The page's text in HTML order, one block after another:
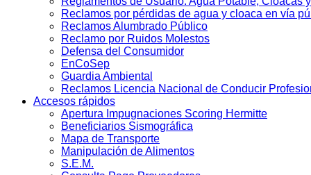
Reclamos por pérdidas de agua y cloaca en vía
Reclamos Alumbrado Público
Reclamo por Ruidos Molestos
Defensa del Consumidor
EnCoSep
Guardia Ambiental
Reclamos Licencia Nacional de Conducir
Accesos rápidos
Apertura Impugnaciones Scoring Hermitte
Beneficiarios Sismográfica
Mapa de Transporte
Manipulación de Alimentos
S.E.M.